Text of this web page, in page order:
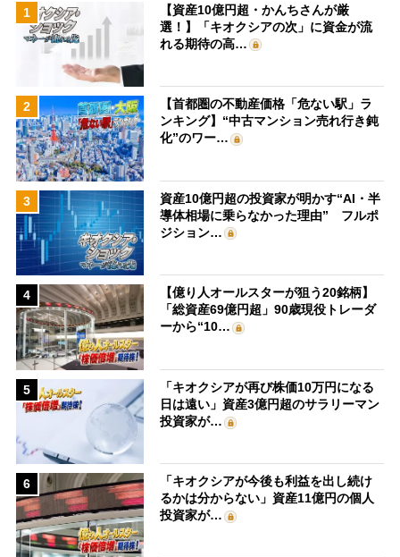
1
【資産10億円超・かんちさんが厳
選！】「キオクシアの次」に資金が流
れる期待の高…
2
【首都圏の不動産価格「危ない駅」ラ
ンキング】“中古マンション売れ行き鈍
化”のワー…
3
資産10億円超の投資家が明かす“AI・半
導体相場に乗らなかった理由” フルポ
ジション…
4
【億り人オールスターが狙う20銘柄】
「総資産69億円超」90歳現役トレーダ
ーから“10…
5
「キオクシアが再び株価10万円になる
日は遠い」資産3億円超のサラリーマン
投資家が…
6
「キオクシアが今後も利益を出し続け
るかは分からない」資産11億円の個人
投資家が…